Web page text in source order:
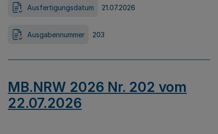
Ausfertigungsdatum 21.07.2026
Ausgabennummer 203
MB.NRW 2026 Nr. 202 vom
22.07.2026